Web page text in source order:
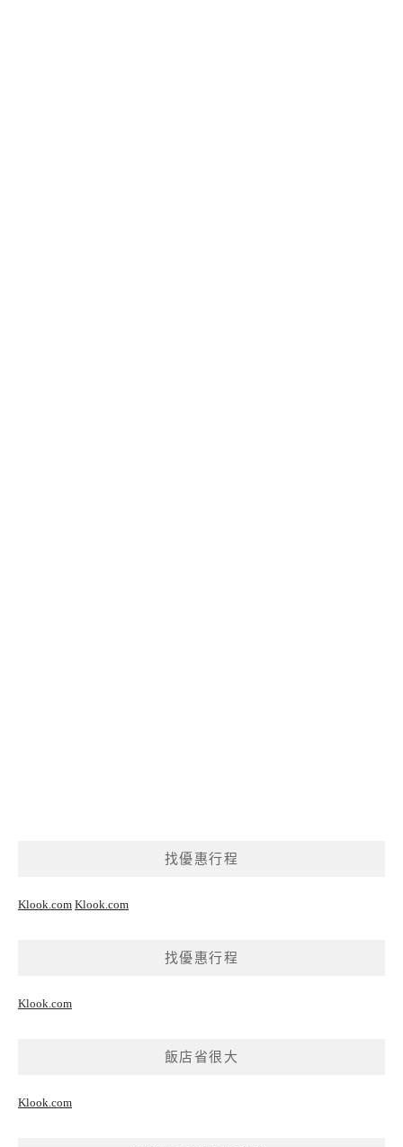
找優惠行程
Klook.com Klook.com
找優惠行程
Klook.com
飯店省很大
Klook.com